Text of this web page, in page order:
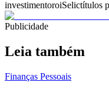
investimentoroiSelictítulos
Publicidade
Leia também
Finanças Pessoais